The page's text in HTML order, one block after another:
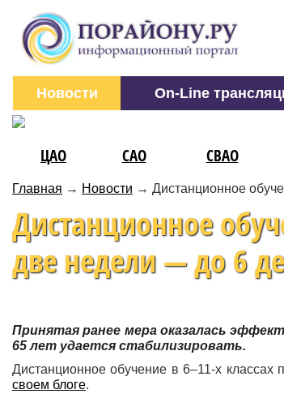
Новости On-Line
ЦАО САО СВАО
Главная → Новости → Дистанционное
Дистанционное
две недели — до 6
Принятая ранее мера оказалась
65 лет удается стабилизировать.
Дистанционное обучение в 6–11-х классах
своем блоге.